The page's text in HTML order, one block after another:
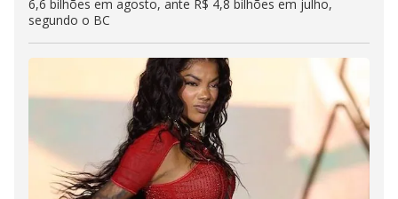
6,6 bilhões em agosto, ante R$ 4,8 bilhões em julho,
segundo o BC